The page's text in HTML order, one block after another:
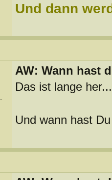
Und dann
AW: Wann hast
Das ist lange
Und wann hast